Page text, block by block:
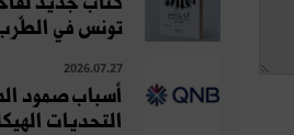
تونس في الطّرب
2026.07.27
أسباب صمود
التحديات